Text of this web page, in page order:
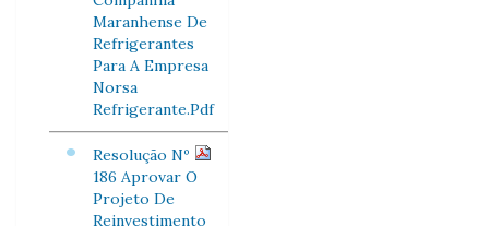
Maranhense De
Refrigerantes
Para A Empresa
Norsa
Refrigerante.Pdf
Resolução Nº
186 Aprovar O
Projeto De
Reinvestimento